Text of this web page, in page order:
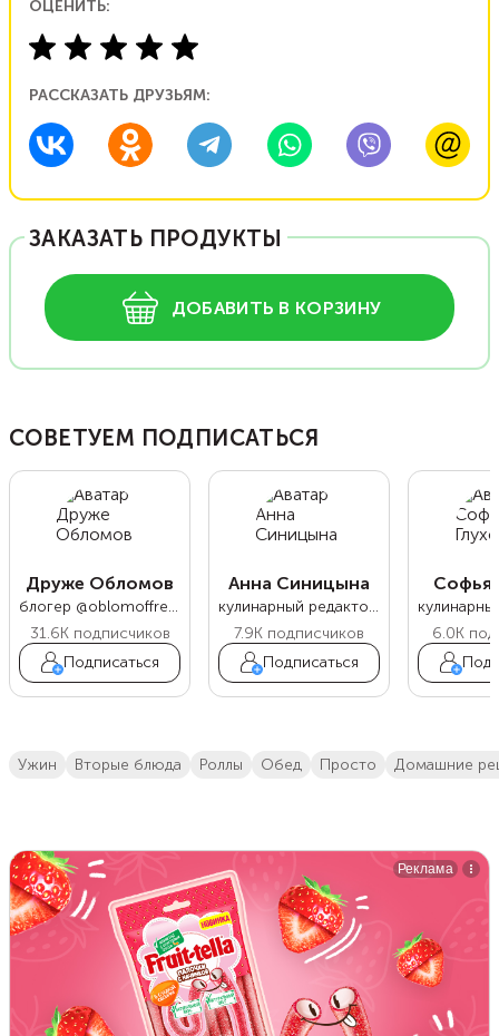
ОЦЕНИТЬ:
РАССКАЗАТЬ ДРУЗЬЯМ:
ЗАКАЗАТЬ ПРОДУКТЫ
ДОБАВИТЬ В КОРЗИНУ
СОВЕТУЕМ ПОДПИСАТЬСЯ
Друже Обломов
блогер @oblomoffrecipe
31.6Kподписчиков
Подписаться
Анна Синицына
кулинарный редактор Food.ru
7.9K подписчиков
Подписаться
Софья
6.0K
ужин вторые блюда роллы обед просто домашние